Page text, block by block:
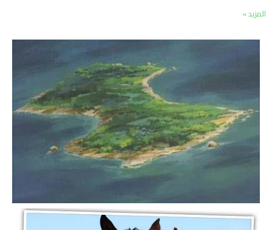
المزيد »